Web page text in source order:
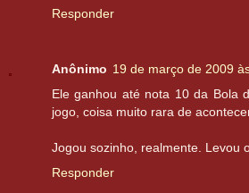
Responder
Anônimo 19 de março de 2009
Ele ganhou até nota 10 da Bola
jogo, coisa muito rara de
Jogou sozinho, realmente. Levou
Responder